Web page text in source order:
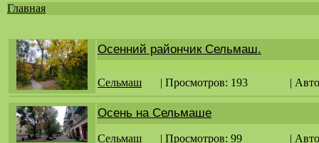
здесь
Главная
Осенний райончик Сельмаш.
Сельмаш | Просмотров: 193 |
Осень на Сельмаше
Сельмаш | Просмотров: 99 |